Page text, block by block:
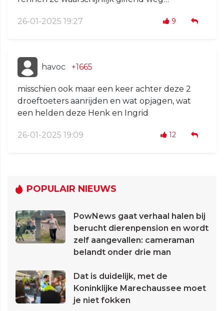
26-01-2025 19:27 9
havoc +1665
misschien ook maar een keer achter deze 2
droeftoeters aanrijden en wat opjagen, wat
een helden deze Henk en Ingrid
26-01-2025 19:09 12
POPULAIR NIEUWS
PowNews gaat verhaal halen bij
berucht dierenpension en wordt
zelf aangevallen: cameraman
belandt onder drie man
Dat is duidelijk, met de
Koninklijke Marechaussee moet
je niet fokken